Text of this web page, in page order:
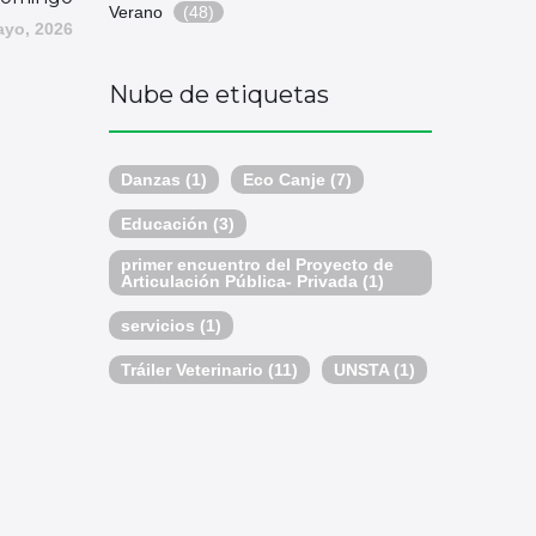
2026
Verano (48)
Nube de etiquetas
Danzas (1) Eco Canje (7)
Educación (3)
primer encuentro del Proyecto de
Articulación Pública- Privada (1)
servicios (1)
Tráiler Veterinario (11) UNSTA (1)